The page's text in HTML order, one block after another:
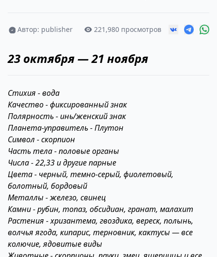
Автор: publisher 221,980 просмотров
23 октября — 21 ноября
Стихия - вода
Качество - фиксированный знак
Полярность - инь/женский знак
Планета-управитель - Плутон
Символ - скорпион
Часть тела - половые органы
Числа - 22,33 и другие парные
Цвета - черный, темно-серый, фиолетовый,
болотный, бордовый
Металлы - железо, свинец
Камни - рубин, топаз, обсидиан, гранат, малахит
Растения - хризантема, гвоздика, вереск, полынь,
волчья ягода, кипарис, терновник, кактусы — все
колючие, ядовитые виды